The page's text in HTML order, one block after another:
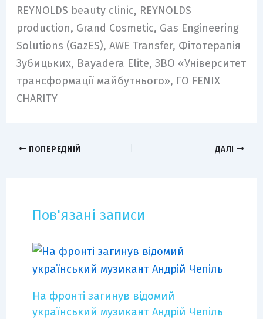
REYNOLDS beauty clinic, REYNOLDS
production, Grand Cosmetic, Gas Engineering
Solutions (GazES), AWE Transfer, Фітотерапія
Зубицьких, Bayadera Elite, ЗВО «Університет
трансформації майбутнього», ГО FENIX
CHARITY
ПОПЕРЕДНІЙ ДАЛІ
Пов'язані записи
На фронті загинув відомий
український музикант Андрій Чепіль